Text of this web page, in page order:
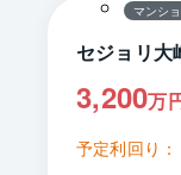
マンシ
セジョリ大
3,200万
予定利回り：